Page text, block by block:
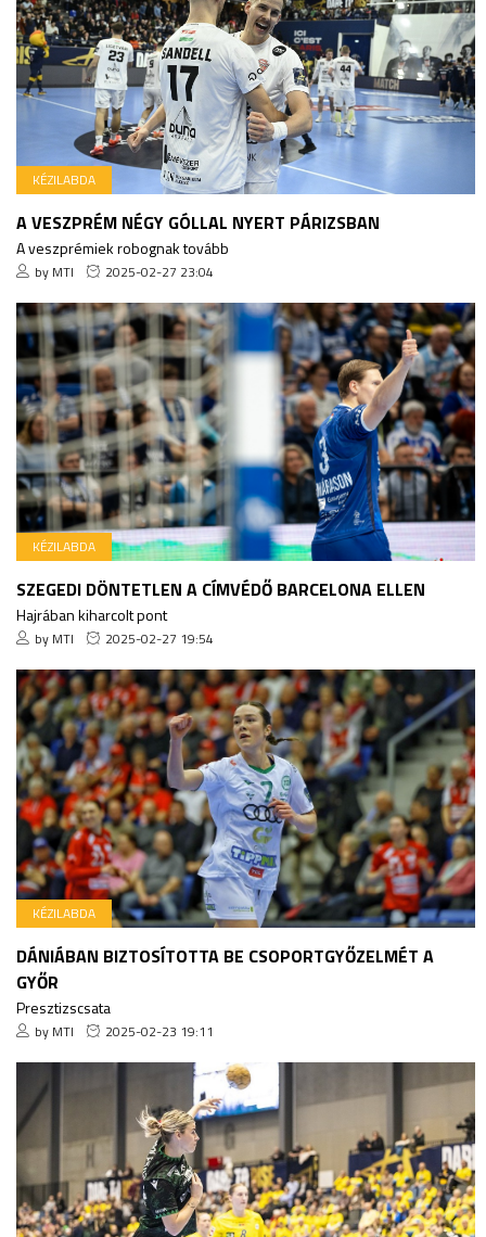
KÉZILABDA
A VESZPRÉM NÉGY GÓLLAL NYERT PÁRIZSBAN
A veszprémiek robognak tovább
by MTI 2025-02-27 23:04
KÉZILABDA
SZEGEDI DÖNTETLEN A CÍMVÉDŐ BARCELONA ELLEN
Hajrában kiharcolt pont
by MTI 2025-02-27 19:54
KÉZILABDA
DÁNIÁBAN BIZTOSÍTOTTA BE CSOPORTGYŐZELMÉT A
GYŐR
Presztizscsata
by MTI 2025-02-23 19:11